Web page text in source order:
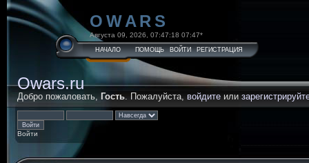
Добро пожаловать, Гость. Пожалуйста, войдите или
Войти
Owars.ru
OWARS
Августа 09, 2026, 07:47:18 07:47*
НАЧАЛО ПОМОЩЬ ВОЙТИ РЕГИСТРАЦИЯ